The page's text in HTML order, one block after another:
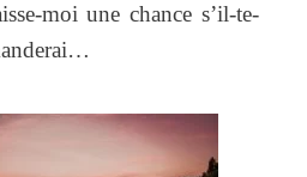
moi une chance s’il-te-